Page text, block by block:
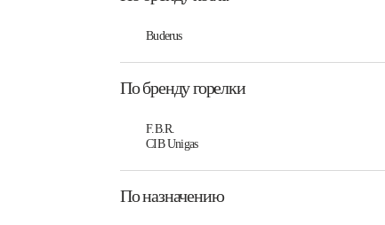
Buderus
По бренду горелки
F.B.R.
CIB Unigas
По назначению